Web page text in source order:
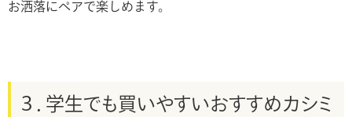
お洒落にペアで楽しめます。
３．学生でも買いやすいおすすめカシミ